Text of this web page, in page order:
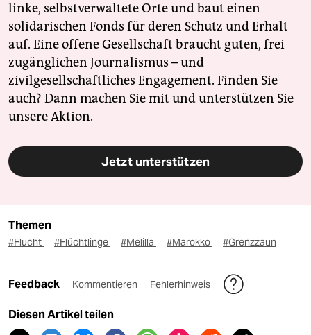
linke, selbstverwaltete Orte und baut einen
solidarischen Fonds für deren Schutz und Erhalt
auf. Eine offene Gesellschaft braucht guten, frei
zugänglichen Journalismus – und
zivilgesellschaftliches Engagement. Finden Sie
auch? Dann machen Sie mit und unterstützen Sie
unsere Aktion.
Jetzt unterstützen
Themen
#Flucht #Flüchtlinge #Melilla #Marokko #Grenzzaun
Feedback Kommentieren Fehlerhinweis
Diesen Artikel teilen